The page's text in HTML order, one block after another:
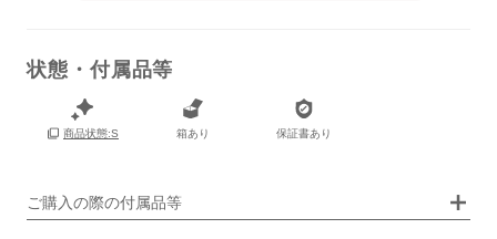
状態・付属品等
商品状態:S 箱あり 保証書あり
ご購入の際の付属品等